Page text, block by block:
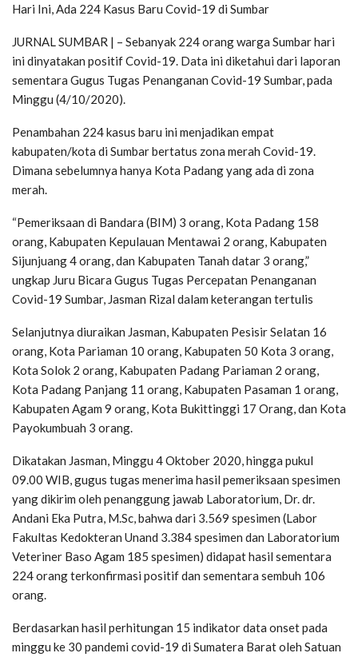
Hari Ini, Ada 224 Kasus Baru Covid-19 di Sumbar
JURNAL SUMBAR | – Sebanyak 224 orang warga Sumbar hari
ini dinyatakan positif Covid-19. Data ini diketahui dari laporan
sementara Gugus Tugas Penanganan Covid-19 Sumbar, pada
Minggu (4/10/2020).
Penambahan 224 kasus baru ini menjadikan empat
kabupaten/kota di Sumbar bertatus zona merah Covid-19.
Dimana sebelumnya hanya Kota Padang yang ada di zona
merah.
“Pemeriksaan di Bandara (BIM) 3 orang, Kota Padang 158
orang, Kabupaten Kepulauan Mentawai 2 orang, Kabupaten
Sijunjuang 4 orang, dan Kabupaten Tanah datar 3 orang,”
ungkap Juru Bicara Gugus Tugas Percepatan Penanganan
Covid-19 Sumbar, Jasman Rizal dalam keterangan tertulis
Selanjutnya diuraikan Jasman, Kabupaten Pesisir Selatan 16
orang, Kota Pariaman 10 orang, Kabupaten 50 Kota 3 orang,
Kota Solok 2 orang, Kabupaten Padang Pariaman 2 orang,
Kota Padang Panjang 11 orang, Kabupaten Pasaman 1 orang,
Kabupaten Agam 9 orang, Kota Bukittinggi 17 Orang, dan Kota
Payokumbuah 3 orang.
Dikatakan Jasman, Minggu 4 Oktober 2020, hingga pukul
09.00 WIB, gugus tugas menerima hasil pemeriksaan spesimen
yang dikirim oleh penanggung jawab Laboratorium, Dr. dr.
Andani Eka Putra, M.Sc, bahwa dari 3.569 spesimen (Labor
Fakultas Kedokteran Unand 3.384 spesimen dan Laboratorium
Veteriner Baso Agam 185 spesimen) didapat hasil sementara
224 orang terkonfirmasi positif dan sementara sembuh 106
orang.
Berdasarkan hasil perhitungan 15 indikator data onset pada
minggu ke 30 pandemi covid-19 di Sumatera Barat oleh Satuan